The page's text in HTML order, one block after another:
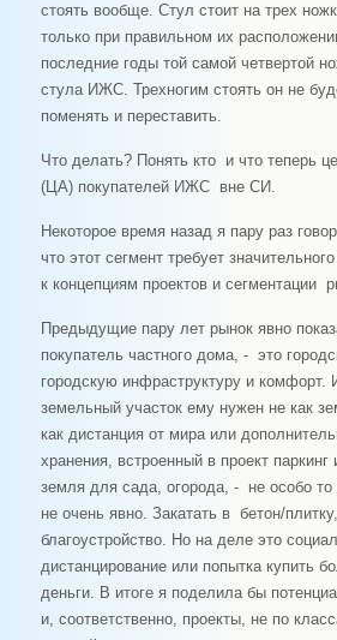
стоять вообще. Стул стоит на трех
только при правильном их
последние годы той самой четвертой
стула ИЖС. Трехногим стоять он не
поменять и переставить.
Что делать? Понять кто и что теперь
(ЦА) покупателей ИЖС вне СИ.
Некоторое время назад я пару раз
что этот сегмент требует
к концепциям проектов и сегментации
Предыдущие пару лет рынок явно
покупатель частного дома, - это
городскую инфраструктуру и комфорт.
земельный участок ему нужен не как
как дистанция от мира или
хранения, встроенный в проект паркинг
земля для сада, огорода, - не особо
не очень явно. Закатать в бетон/
благоустройство. Но на деле это
дистанцирование или попытка купить
деньги. В итоге я поделила бы
и, соответственно, проекты, не по